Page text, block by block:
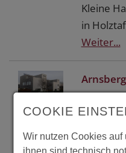
Kleine
in
Weiter...
Der
besteht
die mit
COOKIE
Wir nutzen Cookies
ihnen sind technisch